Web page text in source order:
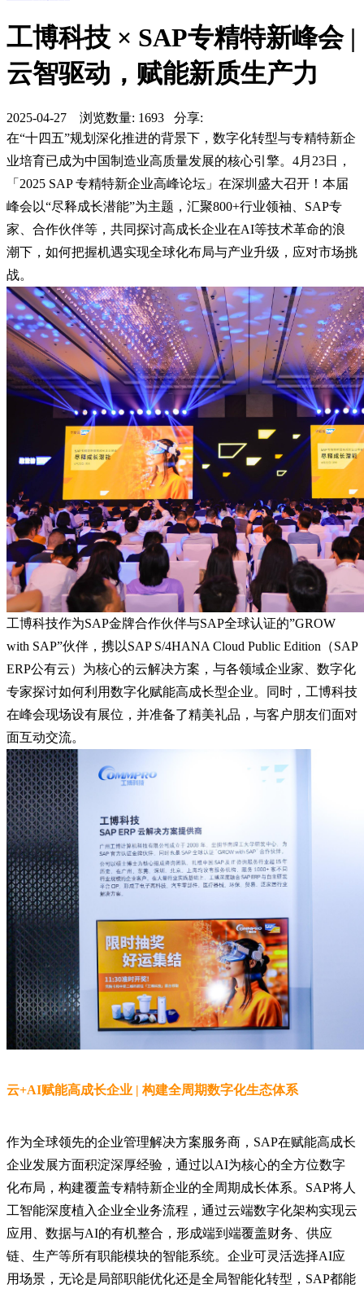
工博科技 × SAP专精特新峰会 |
云智驱动，赋能新质生产力
2025-04-27 浏览数量: 1693 分享:
在“十四五”规划深化推进的背景下，数字化转型与专精特新企
业培育已成为中国制造业高质量发展的核心引擎。4月23日，
「2025 SAP 专精特新企业高峰论坛」在深圳盛大召开！本届
峰会以“尽释成长潜能”为主题，汇聚800+行业领袖、SAP专
家、合作伙伴等，共同探讨高成长企业在AI等技术革命的浪
潮下，如何把握机遇实现全球化布局与产业升级，应对市场挑
战。
工博科技作为SAP金牌合作伙伴与SAP全球认证的”GROW
with SAP”伙伴，携以SAP S/4HANA Cloud Public Edition（SAP
ERP公有云）为核心的云解决方案，与各领域企业家、数字化
专家探讨如何利用数字化赋能高成长型企业。同时，工博科技
在峰会现场设有展位，并准备了精美礼品，与客户朋友们面对
面互动交流。
云+AI赋能高成长企业 | 构建全周期数字化生态体系
作为全球领先的企业管理解决方案服务商，SAP在赋能高成长
企业发展方面积淀深厚经验，通过以AI为核心的全方位数字
化布局，构建覆盖专精特新企业的全周期成长体系。SAP将人
工智能深度植入企业全业务流程，通过云端数字化架构实现云
应用、数据与AI的有机整合，形成端到端覆盖财务、供应
链、生产等所有职能模块的智能系统。企业可灵活选择AI应
用场景，无论是局部职能优化还是全局智能化转型，SAP都能